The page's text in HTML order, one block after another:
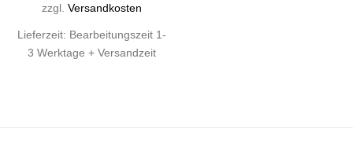
zzgl. Versandkosten
Lieferzeit: Bearbeitungszeit 1-
3 Werktage + Versandzeit